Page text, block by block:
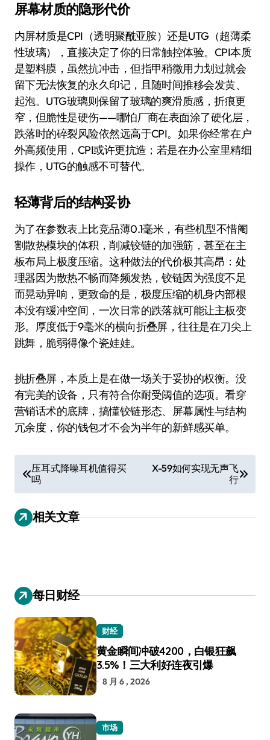
屏幕材质的隐形代价
内屏材质是CPI（透明聚酰亚胺）还是UTG（超薄柔
性玻璃），直接决定了你的日常触控体验。CPI本质
是塑料膜，虽然抗冲击，但指甲稍微用力划过就会
留下无法恢复的永久印记，且随时间推移会发黄、
起泡。UTG玻璃则保留了玻璃的爽滑质感，折痕更
窄，但脆性是硬伤——哪怕厂商在表面涂了硬化层，
跌落时的碎裂风险依然远高于CPI。如果你经常在户
外高频使用，CPI或许更抗造；若是在办公室里精细
操作，UTG的触感不可替代。
轻薄背后的结构妥协
为了在参数表上比竞品薄0.1毫米，有些机型不惜阉
割散热模块的体积，削减铰链的加强筋，甚至在主
板布局上极度压缩。这种做法的代价极其高昂：处
理器因为散热不畅而降频发热，铰链因为强度不足
而晃动异响，更致命的是，极度压缩的机身内部根
本没有缓冲空间，一次日常的跌落就可能让主板变
形。厚度低于9毫米的横向折叠屏，往往是在刀尖上
跳舞，脆弱得像个瓷娃娃。
挑折叠屏，本质上是在做一场关于妥协的权衡。没
有完美的设备，只有符合你耐受阈值的选项。看穿
营销话术的底牌，搞懂铰链形态、屏幕属性与结构
冗余度，你的钱包才不会为半年的新鲜感买单。
章
导
航
压耳式降噪耳机值得买
吗
X-59如何实现无声飞
行
相关文章
每日财经
财经
黄金瞬间冲破4200，白银狂飙
3.5%！三大利好连夜引爆
8 月 6 , 2026
市场